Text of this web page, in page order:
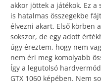
akkor jöttek a játékok. Ez
is hatalmas összegekbe
élvezni akart. Első körben
sokszor, de egy adott
úgy éreztem, hogy nem
nem éri meg komolyabb
Így a legutolsó
GTX 1060 képében. Nem